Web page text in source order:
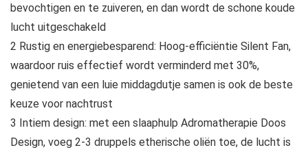
bevochtigen en te zuiveren, en dan wordt de schone koude
lucht uitgeschakeld
2 Rustig en energiebesparend: Hoog-efficiëntie Silent Fan,
waardoor ruis effectief wordt verminderd met 30%,
genietend van een luie middagdutje samen is ook de beste
keuze voor nachtrust
3 Intiem design: met een slaaphulp Adromatherapie Doos
Design, voeg 2-3 druppels etherische oliën toe, de lucht is